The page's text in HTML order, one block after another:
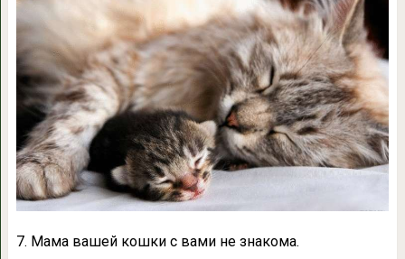
7. Мама вашей кошки с вами не знакома.